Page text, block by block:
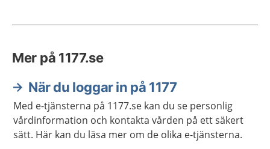
Mer på 1177.se
När du loggar in på 1177
Med e-tjänsterna på 1177.se kan du se personlig
vårdinformation och kontakta vården på ett säkert
sätt. Här kan du läsa mer om de olika e-tjänsterna.